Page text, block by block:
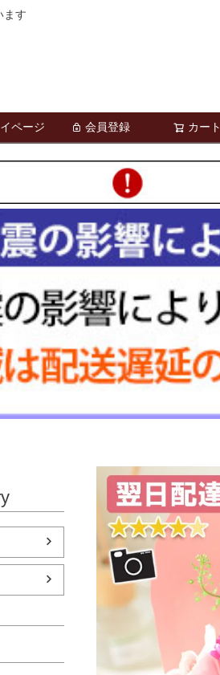
ます
ページ 会員登録 カート